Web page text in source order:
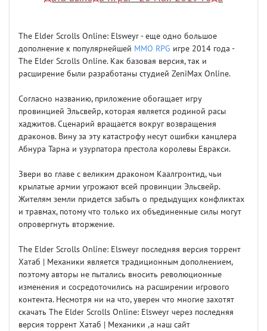
The Elder Scrolls Online: Elsweyr - еще одно большое
дополнение к популярнейшей MMO RPG игре 2014 года -
The Elder Scrolls Online. Как базовая версия, так и
расширение были разработаны студией ZeniMax Online.
Согласно названию, приложение обогащает игру
провинцией Эльсвейр, которая является родиной расы
хаджитов. Сценарий вращается вокруг возвращения
драконов. Вину за эту катастрофу несут ошибки канцлера
Абнура Тарна и узурпатора престола королевы Евракси.
Звери во главе с великим драконом Каалгронтид, чьи
крылатые армии угрожают всей провинции Эльсвейр.
Жителям земли придется забыть о предыдущих конфликтах
и травмах, потому что только их объединенные силы могут
опровергнуть вторжение.
The Elder Scrolls Online: Elsweyr последняя версия торрент
Хатаб | Механики является традиционным дополнением,
поэтому авторы не пытались вносить революционные
изменения и сосредоточились на расширении игрового
контента. Несмотря ни на что, уверен что многие захотят
скачать The Elder Scrolls Online: Elsweyr через последняя
версия торрент Хатаб | Механики ,а наш сайт